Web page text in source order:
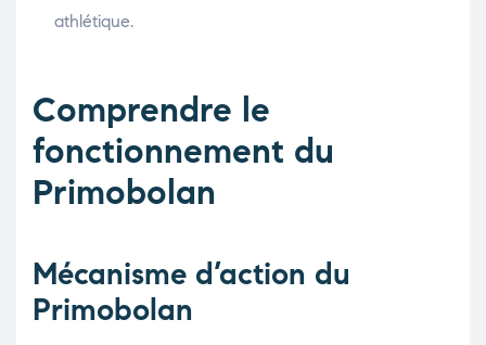
athlétique.
Comprendre le
fonctionnement du
Primobolan
Mécanisme d’action du
Primobolan